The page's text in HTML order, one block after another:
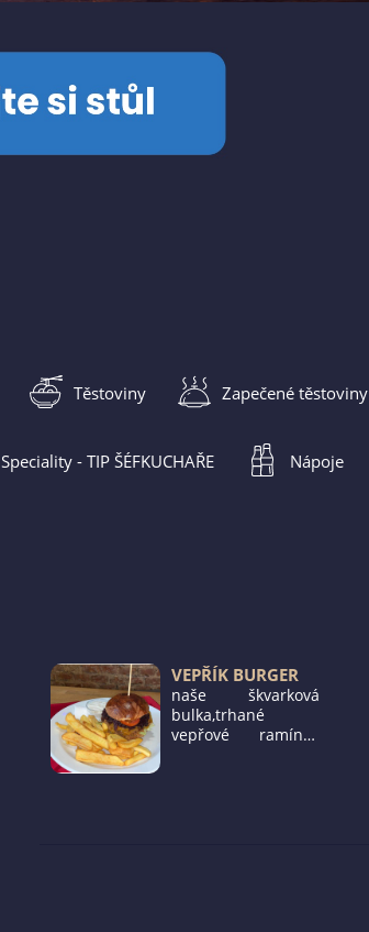
Těstoviny Zapečené těstoviny
Speciality - TIP ŠÉFKUCHAŘE Nápoje
VEPŘÍK BURGER
naše škvarková
bulka,trhané
vepřové ramínko